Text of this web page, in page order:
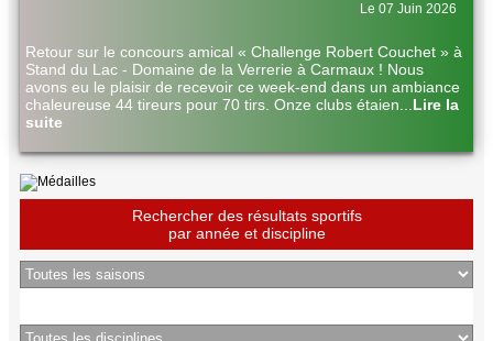
Le 07 Juin 2026
Retour sur le concours amical « Challenge Robert Couchet » à
Stand du Lac - Domaine de la Verrerie à Carmaux ! Nous
avons eu le plaisir de recevoir ce week-end dans un ambiance
chaleureuse 44 tireurs pour 70 tirs. Onze clubs étaien
Lire la
suite
Rechercher des résultats sportifs
par année et discipline